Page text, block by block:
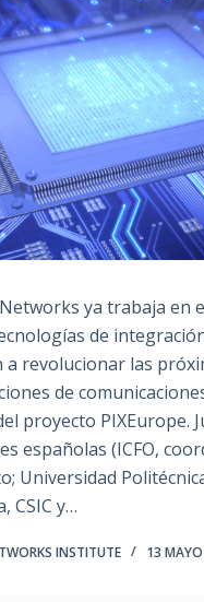
ya trabaja en
de
a revolucionar las
de
proyecto PIXEurope.
españolas (ICFO,
Universidad
CSIC y…
INSTITUTE 13